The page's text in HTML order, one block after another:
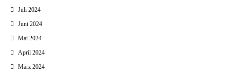
Juli 2024
Juni 2024
Mai 2024
April 2024
März 2024